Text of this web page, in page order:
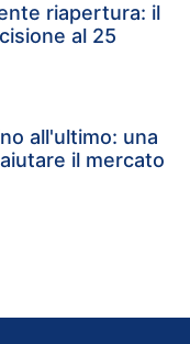
riapertura: il
al 25
all'ultimo: una
il mercato